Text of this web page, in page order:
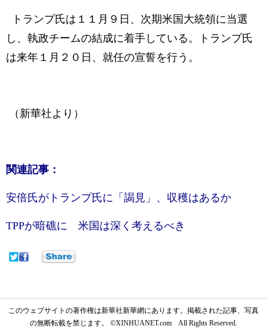
トランプ氏は１１月９日、次期米国大統領に当選
し、執政チームの結成に着手している。トランプ氏
は来年１月２０日、就任の宣誓を行う。
（新華社より）
関連記事：
安倍氏がトランプ氏に「謁見」、収穫はあるか
TPPが暗礁に 米国は深く考えるべき
このウェブサイトの著作権は新華社新華網にあります。掲載された記事、写真
の無断転載を禁じます。 ©XINHUANET.com All Rights Reserved.